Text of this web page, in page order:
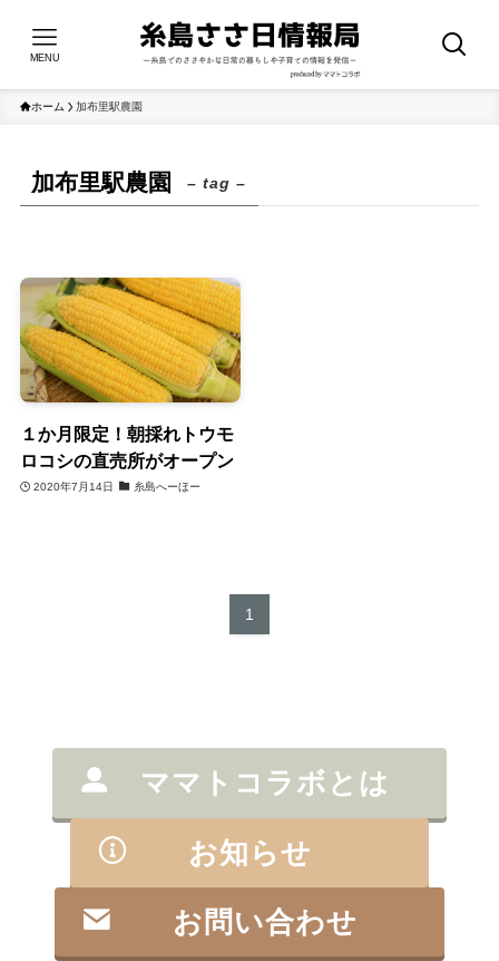
MENU
ホーム 加布里駅農園
加布里駅農園 – tag –
１か月限定！朝採れトウモ
ロコシの直売所がオープン
2020年7月14日 糸島へーほー
1
ママトコラボとは
お知らせ
お問い合わせ